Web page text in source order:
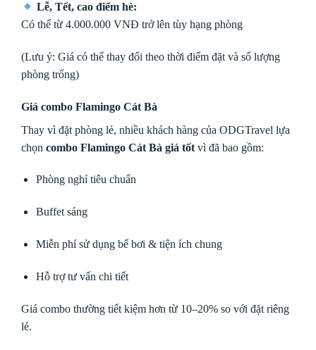
Lễ, Tết, cao điểm hè:
Có thể từ 4.000.000 VNĐ trở lên tùy hạng phòng
(Lưu ý: Giá có thể thay đổi theo thời điểm đặt và số lượng
phòng trống)
Giá combo Flamingo Cát Bà
Thay vì đặt phòng lẻ, nhiều khách hàng của ODGTravel lựa
chọn combo Flamingo Cát Bà giá tốt vì đã bao gồm:
Phòng nghỉ tiêu chuẩn
Buffet sáng
Miễn phí sử dụng bể bơi & tiện ích chung
Hỗ trợ tư vấn chi tiết
Giá combo thường tiết kiệm hơn từ 10–20% so với đặt riêng
lẻ.